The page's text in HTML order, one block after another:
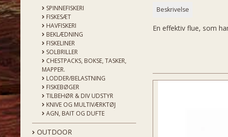
SPINNEFISKERI
FISKESÆT
HAVFISKERI
BEKLÆDNING
FISKELINER
SOLBRILLER
CHESTPACKS, BOKSE, TASKER,
MAPPER.
LODDER/BELASTNING
FISKEBØGER
TILBEHØR & DIV UDSTYR
KNIVE OG MULTIVÆRKTØJ
AGN, BAIT OG DUFTE
OUTDOOR
Beskrivelse
En effektiv flue, som